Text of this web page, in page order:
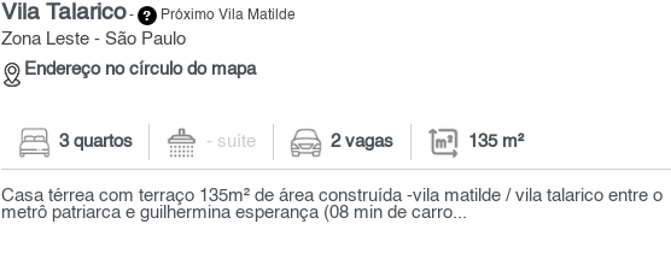
Vila Talarico- Próximo Vila Matilde
Zona Leste - São Paulo
Endereço no círculo do mapa
3 quartos - suíte 2 vagas 135 m²
Casa térrea com terraço 135m² de área construída -vila matilde / vila talarico entre o
metrô patriarca e guilhermina esperança (08 min de carro...